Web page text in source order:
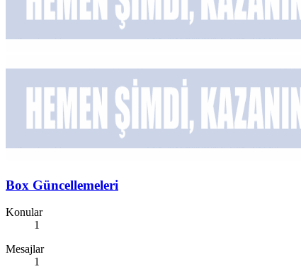
Box Güncellemeleri
Konular
1
Mesajlar
1